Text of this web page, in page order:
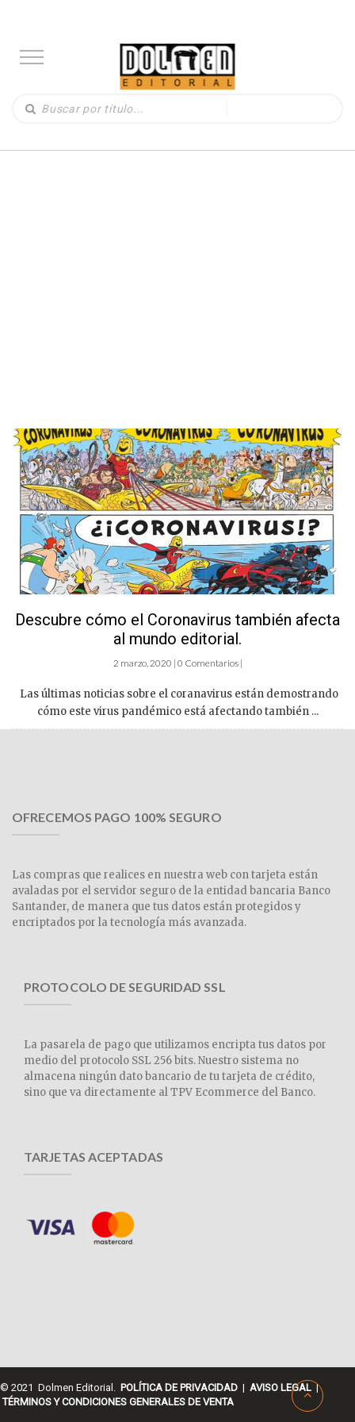
Descubre cómo el Coronavirus también afecta
al mundo editorial.
2 marzo, 2020 | 0 Comentarios |
Las últimas noticias sobre el coranavirus están demostrando
cómo este virus pandémico está afectando también ...
OFRECEMOS PAGO 100% SEGURO
Las compras que realices en nuestra web con tarjeta están
avaladas por el servidor seguro de la entidad bancaria Banco
Santander, de manera que tus datos están protegidos y
encriptados por la tecnología más avanzada.
PROTOCOLO DE SEGURIDAD SSL
La pasarela de pago que utilizamos encripta tus datos por
medio del protocolo SSL 256 bits. Nuestro sistema no
almacena ningún dato bancario de tu tarjeta de crédito,
sino que va directamente al TPV Ecommerce del Banco.
TARJETAS ACEPTADAS
© 2021 Dolmen Editorial. POLÍTICA DE PRIVACIDAD | AVISO LEGAL |
TÉRMINOS Y CONDICIONES GENERALES DE VENTA